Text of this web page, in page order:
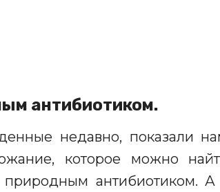
антибиотиком.
недавно, показали
которое можно
природным антибиотиком.А